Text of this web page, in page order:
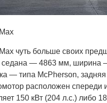
чуть больше своих
седана — 4863 мм, ширина
— типа McPherson,
расположен спереди
150 кВт (204 л.с.) либо